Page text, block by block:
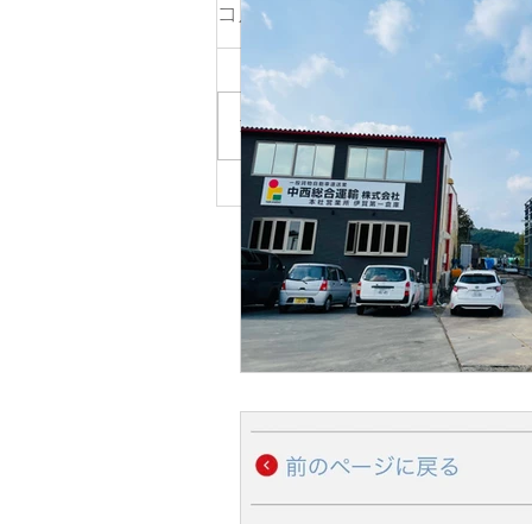
新倉庫完成
コメント
コメントを追加…